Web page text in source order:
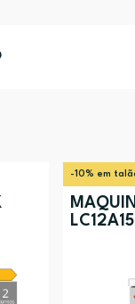
-10% em